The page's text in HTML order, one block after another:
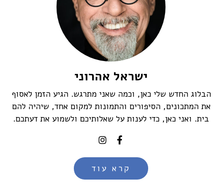
ישראל אהרוני
הבלוג החדש שלי כאן, וכמה שאני מתרגש. הגיע הזמן לאסוף
את המתכונים, הסיפורים והתמונות למקום אחד, שיהיה להם
בית. ואני כאן, כדי לענות על שאלותיכם ולשמוע את דעתכם.
קרא עוד